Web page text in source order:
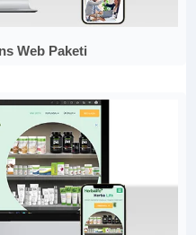
Web Paketi